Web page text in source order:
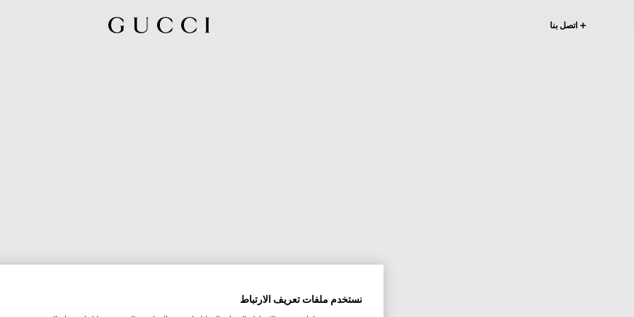
اتصل بنا
نستخدم ملفات تعريف الارتباط